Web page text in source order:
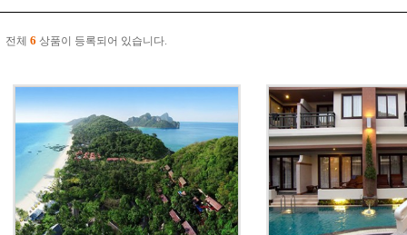
전체 6 상품이 등록되어 있습니다.